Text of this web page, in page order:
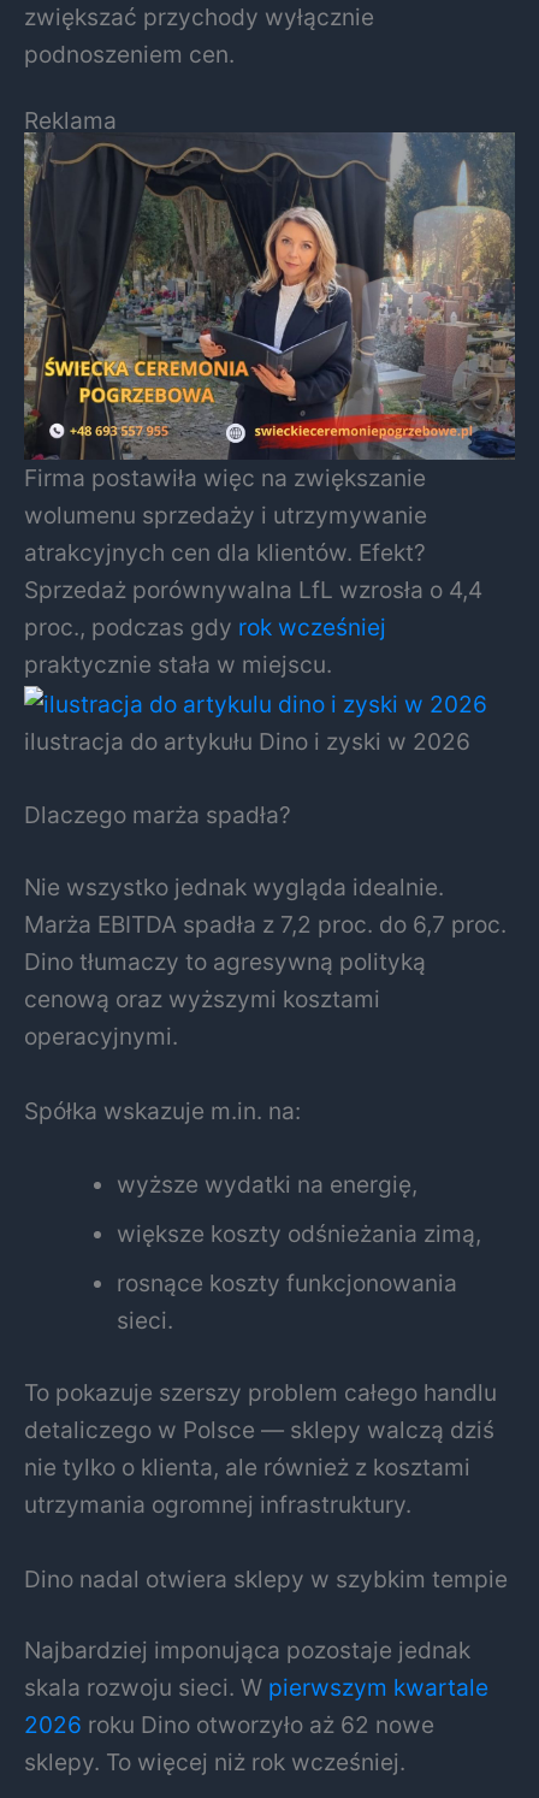
zwiększać przychody wyłącznie
podnoszeniem cen.
Reklama
Firma postawiła więc na zwiększanie
wolumenu sprzedaży i utrzymywanie
atrakcyjnych cen dla klientów. Efekt?
Sprzedaż porównywalna LfL wzrosła o 4,4
proc., podczas gdy rok wcześniej
praktycznie stała w miejscu.
ilustracja do artykułu Dino i zyski w 2026
Dlaczego marża spadła?
Nie wszystko jednak wygląda idealnie.
Marża EBITDA spadła z 7,2 proc. do 6,7 proc.
Dino tłumaczy to agresywną polityką
cenową oraz wyższymi kosztami
operacyjnymi.
Spółka wskazuje m.in. na:
wyższe wydatki na energię,
większe koszty odśnieżania zimą,
rosnące koszty funkcjonowania
sieci.
To pokazuje szerszy problem całego handlu
detaliczego w Polsce — sklepy walczą dziś
nie tylko o klienta, ale również z kosztami
utrzymania ogromnej infrastruktury.
Dino nadal otwiera sklepy w szybkim tempie
Najbardziej imponująca pozostaje jednak
skala rozwoju sieci. W pierwszym kwartale
2026 roku Dino otworzyło aż 62 nowe
sklepy. To więcej niż rok wcześniej.